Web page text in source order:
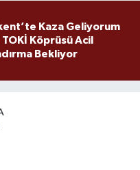
Kaza Geliyorum
Köprüsü Acil
Bekliyor